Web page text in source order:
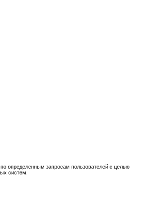
определенным запросам пользователей с целью
систем.